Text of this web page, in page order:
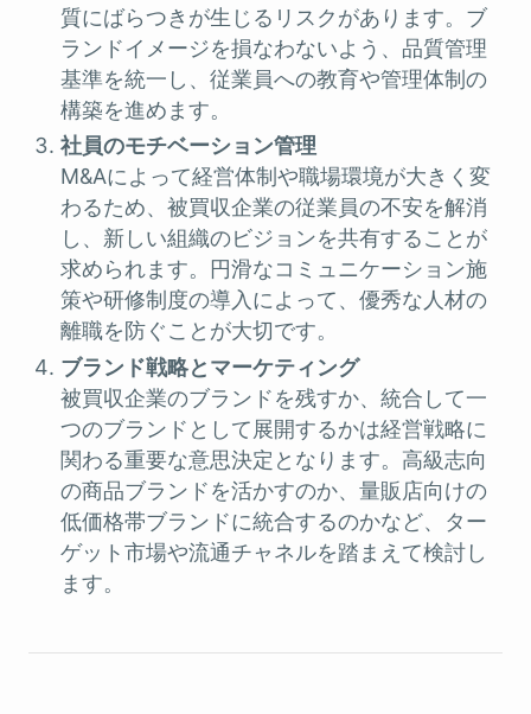
質にばらつきが生じるリスクがあります。ブ
ランドイメージを損なわないよう、品質管理
基準を統一し、従業員への教育や管理体制の
構築を進めます。
社員のモチベーション管理
M&Aによって経営体制や職場環境が大きく変
わるため、被買収企業の従業員の不安を解消
し、新しい組織のビジョンを共有することが
求められます。円滑なコミュニケーション施
策や研修制度の導入によって、優秀な人材の
離職を防ぐことが大切です。
ブランド戦略とマーケティング
被買収企業のブランドを残すか、統合して一
つのブランドとして展開するかは経営戦略に
関わる重要な意思決定となります。高級志向
の商品ブランドを活かすのか、量販店向けの
低価格帯ブランドに統合するのかなど、ター
ゲット市場や流通チャネルを踏まえて検討し
ます。